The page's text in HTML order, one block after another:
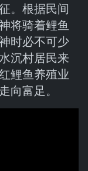
。根据民间
将骑着鲤鱼
时必不可少
沉村居民来
鲤鱼养殖业
向富足。